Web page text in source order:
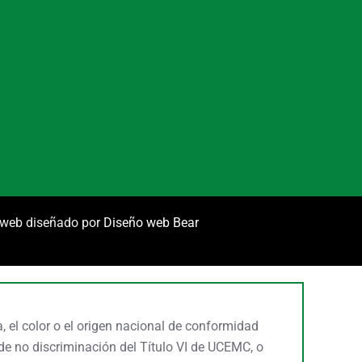
diseñado por Diseño web Bear
el color o el origen nacional de conformidad
no discriminación del Título VI de UCEMC, o